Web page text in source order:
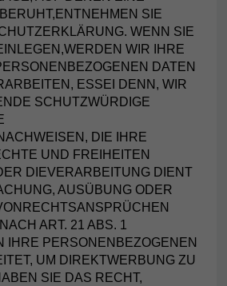
SIE
WENN SIE
WIR IHRE
DATEN
ESSEI DENN, WIR
SCHUTZWÜRDIGE
DIE IHRE
UND FREIHEITEN
DIEVERARBEITUNG DIENT
AUSÜBUNG ODER
ART. 21 ABS. 1
IHRE PERSONENBEZOGENEN
UM DIREKTWERBUNG ZU
SIE DAS RECHT,